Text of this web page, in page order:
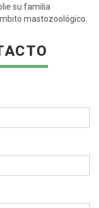
su familia
mastozoológico.